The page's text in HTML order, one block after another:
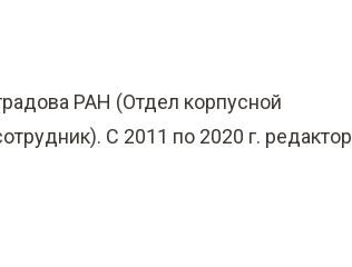
РАН (Отдел корпусной
С 2011 по 2020 г. редактор